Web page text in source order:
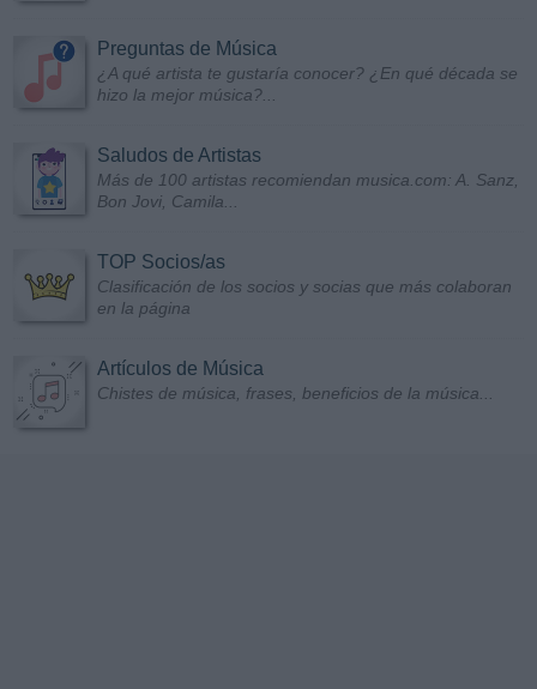
Preguntas de Música
¿A qué artista te gustaría conocer? ¿En qué década se
hizo la mejor música?...
Saludos de Artistas
Más de 100 artistas recomiendan musica.com: A. Sanz,
Bon Jovi, Camila...
TOP Socios/as
Clasificación de los socios y socias que más colaboran
en la página
Artículos de Música
Chistes de música, frases, beneficios de la música...